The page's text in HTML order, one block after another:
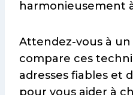
harmonieusement
Attendez-vous à
compare ces
adresses fiables et
pour vous aider à